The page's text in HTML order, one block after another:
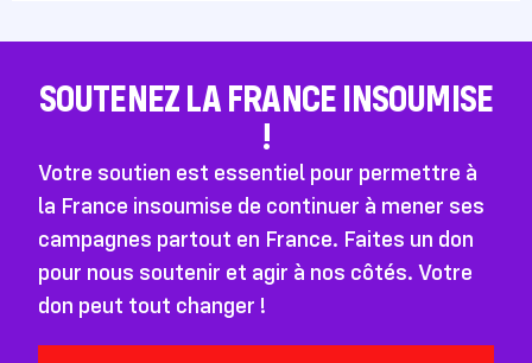
SOUTENEZ LA FRANCE INSOUMISE
!
Votre soutien est essentiel pour permettre à
la France insoumise de continuer à mener ses
campagnes partout en France. Faites un don
pour nous soutenir et agir à nos côtés. Votre
don peut tout changer !